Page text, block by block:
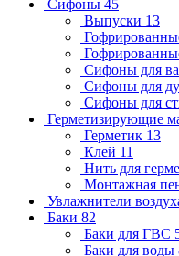
Сифоны 45
Выпуски 13
Сифоны для
Сифоны для
Сифоны для
Герметизирующие
Герметик 13
Клей 11
Нить для
Монтажная
Увлажнители
Баки 82
Баки для ГВС
Баки для воды